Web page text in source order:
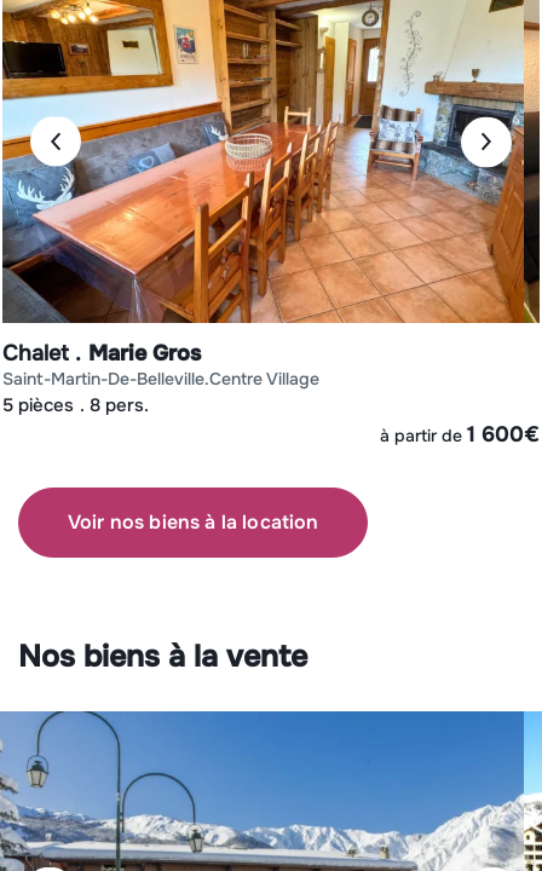
Chalet Marie Gros
saint-martin-de-belleville centre village
5 pièces 8 pers.
à partir de 1 600€
Voir nos biens à la location
Nos biens à la vente